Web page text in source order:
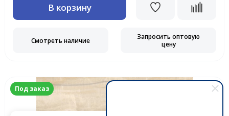
В корзину
Смотреть наличие
Запросить оптовую
цену
Под заказ